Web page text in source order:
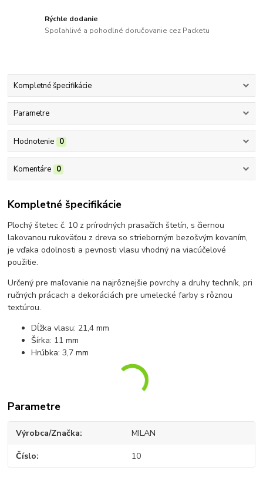
Rýchle dodanie
Spoľahlivé a pohodlné doručovanie cez Packetu
Kompletné špecifikácie
Parametre
Hodnotenie 0
Komentáre 0
Kompletné špecifikácie
Plochý štetec č. 10 z prírodných prasačích štetín, s čiernou
lakovanou rukoväťou z dreva so strieborným bezošvým kovaním,
je vďaka odolnosti a pevnosti vlasu vhodný na viacúčelové
použitie.
Určený pre maľovanie na najrôznejšie povrchy a druhy techník, pri
ručných prácach a dekoráciách pre umelecké farby s rôznou
textúrou.
Dĺžka vlasu: 21,4 mm
Šírka: 11 mm
Hrúbka: 3,7 mm
Parametre
Výrobca/Značka MILAN
Číslo 10